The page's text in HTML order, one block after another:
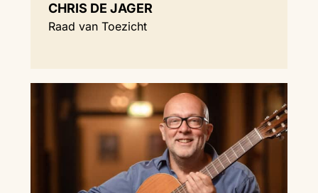
CHRIS DE JAGER
Raad van Toezicht